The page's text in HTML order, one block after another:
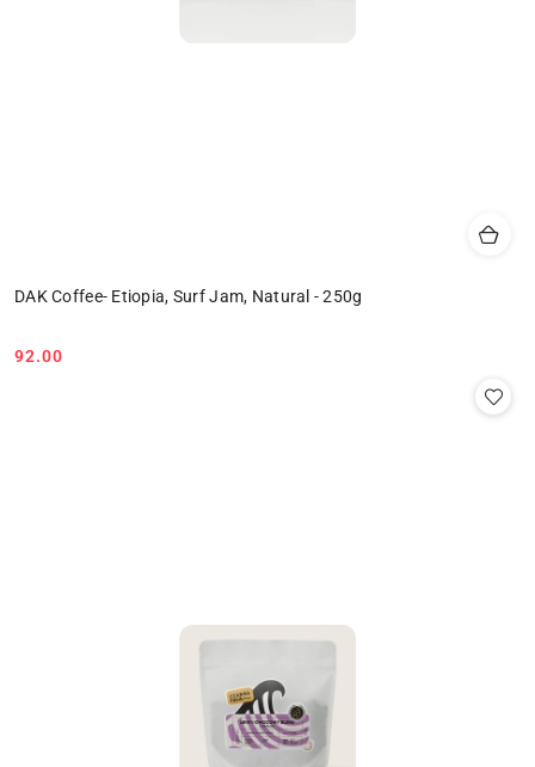
DAK Coffee- Etiopia, Surf Jam, Natural - 250g
Cena:
92.00